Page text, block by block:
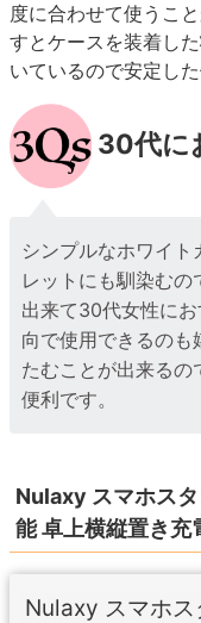
度に合わせて使うこ
すとケースを装着し
いているので安定した
30代に
シンプルなホワイ
レットにも馴染む
出来て30代女性に
向で使用できるのも
たむことが出来るの
便利です。
Nulaxy スマホス
能 卓上横縦置き充
Nulaxy スマホ